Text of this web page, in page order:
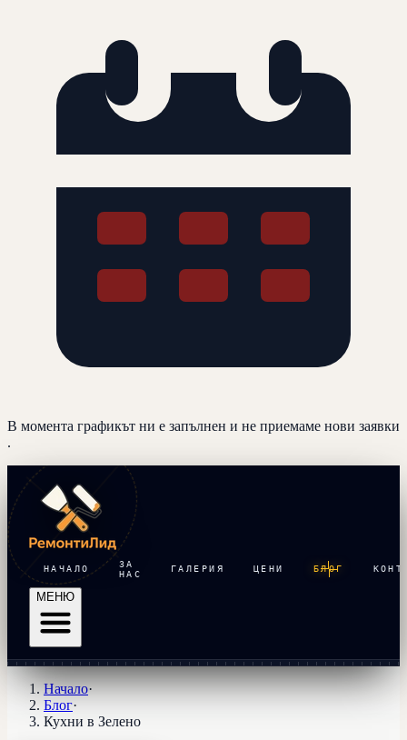
В момента графикът ни е запълнен и не приемаме нови заявки
.
НАЧАЛО
ЗА
НАС
ГАЛЕРИЯ ЦЕНИ БЛОГ
МЕНЮ
Начало·
Блог·
Кухни в Зелено